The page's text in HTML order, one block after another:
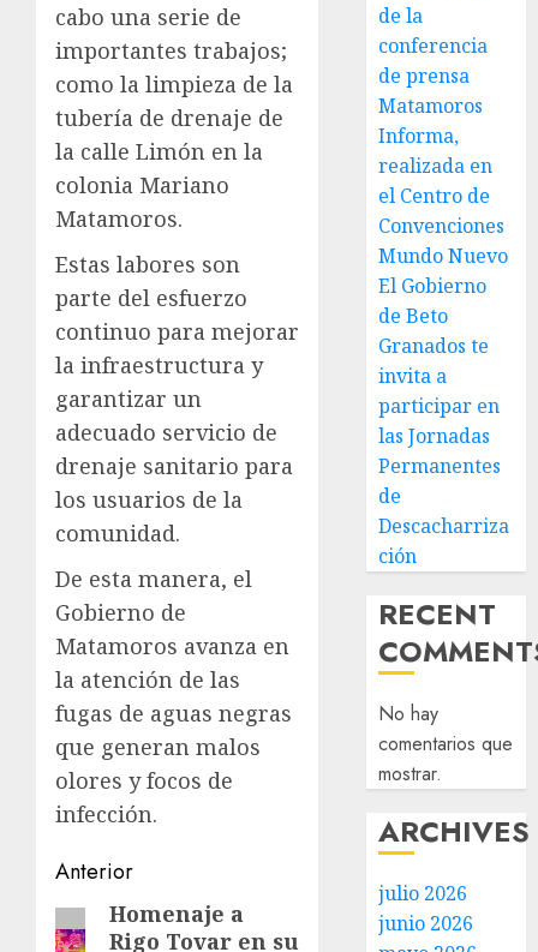
cabo una serie de
importantes trabajos;
como la limpieza de la
tubería de drenaje de
la calle Limón en la
colonia Mariano
Matamoros.
Estas labores son
parte del esfuerzo
continuo para mejorar
la infraestructura y
garantizar un
adecuado servicio de
drenaje sanitario para
los usuarios de la
comunidad.
De esta manera, el
Gobierno de
Matamoros avanza en
la atención de las
fugas de aguas negras
que generan malos
olores y focos de
infección.
Post
navigation
Anterior
EntradaHomenaje a
Rigo Tovar en su
de la
conferencia
de prensa
Matamoros
Informa,
realizada en
el Centro de
Convenciones
Mundo Nuevo
El Gobierno
de Beto
Granados te
invita a
participar en
las Jornadas
Permanentes
de
Descacharriza
ción
RECENT
No hay
comentarios que
mostrar.
ARCHIVES
julio 2026
junio 2026